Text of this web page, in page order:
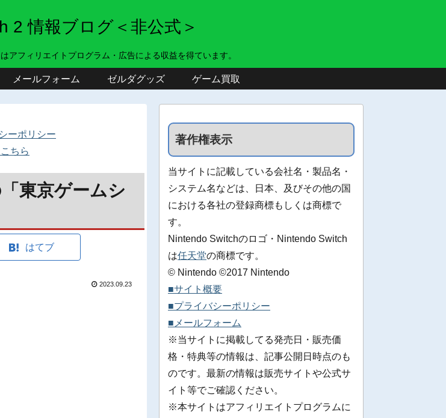
2 情報ブログ＜非公式＞
アフィリエイトプログラム・広告による収益を得ています。
メールフォーム ゼルダグッズ ゲーム買取
ーポリシー
ちら
東京ゲームシ
はてブ
2023.09.23
著作権表示
当サイトに記載している会社名・製品名・
システム名などは、日本、及びその他の国
における各社の登録商標もしくは商標で
す。
Nintendo Switchのロゴ・Nintendo Switch
は任天堂の商標です。
© Nintendo ©2017 Nintendo
■サイト概要
■プライバシーポリシー
■メールフォーム
※当サイトに掲載してる発売日・販売価
格・特典等の情報は、記事公開日時点のも
のです。最新の情報は販売サイトや公式サ
イト等でご確認ください。
※本サイトはアフィリエイトプログラムに